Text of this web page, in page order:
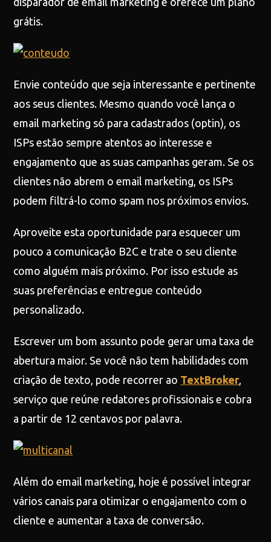
grátis.
Envie conteúdo que seja interessante e pertinente
aos seus clientes. Mesmo quando você lança o
email marketing só para cadastrados (optin), os
ISPs estão sempre atentos ao interesse e
engajamento que as suas campanhas geram. Se os
clientes não abrem o email marketing, os ISPs
podem filtrá-lo como spam nos próximos envios.
Aproveite esta oportunidade para esquecer um
pouco a comunicação B2C e trate o seu cliente
como alguém mais próximo. Por isso estude as
suas preferências e entregue conteúdo
personalizado.
Escrever um bom assunto pode gerar uma taxa de
abertura maior. Se você não tem habilidades com
criação de texto, pode recorrer ao TextBroker,
serviço que reúne redatores profissionais e cobra
a partir de 12 centavos por palavra.
Além do email marketing, hoje é possível integrar
vários canais para otimizar o engajamento com o
cliente e aumentar a taxa de conversão.